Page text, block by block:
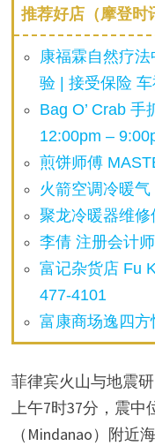
推荐好店（摩登时
康福霖自然疗
验 | 接受保险
Bag O’ Crab 手
12:00pm –
煎饼师傅
火箭空调冷暖
聚龙冷暖器维修
李倩 注册会计
富记杂货店 Fu
477-4101
富康商场逸四方
菲律宾火山与地震
上午7时37分，震中
（Mindanao）附近